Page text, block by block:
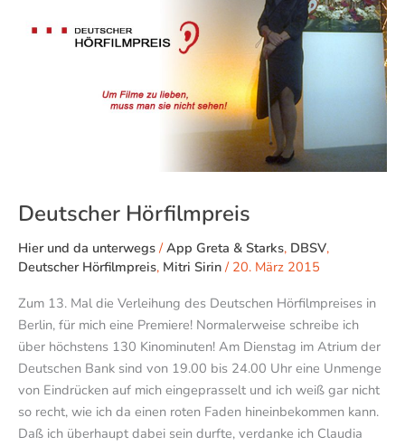
Deutscher Hörfilmpreis
Hier und da unterwegs /App Greta & Starks, DBSV,
Deutscher Hörfilmpreis, Mitri Sirin / 20. März 2015
Zum 13. Mal die Verleihung des Deutschen Hörfilmpreises in
Berlin, für mich eine Premiere! Normalerweise schreibe ich
über höchstens 130 Kinominuten! Am Dienstag im Atrium der
Deutschen Bank sind von 19.00 bis 24.00 Uhr eine Unmenge
von Eindrücken auf mich eingeprasselt und ich weiß gar nicht
so recht, wie ich da einen roten Faden hineinbekommen kann.
Daß ich überhaupt dabei sein durfte, verdanke ich Claudia